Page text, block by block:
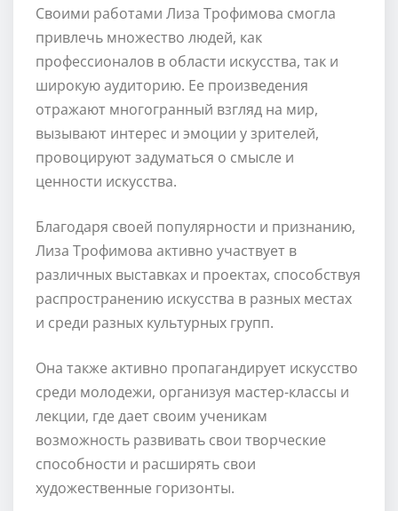
Своими работами Лиза Трофимова смогла
привлечь множество людей, как
профессионалов в области искусства, так и
широкую аудиторию. Ее произведения
отражают многогранный взгляд на мир,
вызывают интерес и эмоции у зрителей,
провоцируют задуматься о смысле и
ценности искусства.
Благодаря своей популярности и признанию,
Лиза Трофимова активно участвует в
различных выставках и проектах, способствуя
распространению искусства в разных местах
и среди разных культурных групп.
Она также активно пропагандирует искусство
среди молодежи, организуя мастер-классы и
лекции, где дает своим ученикам
возможность развивать свои творческие
способности и расширять свои
художественные горизонты.